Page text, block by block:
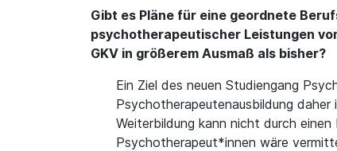
Gibt es Pläne für eine geordnete
psychotherapeutischer Leistungen
GKV in größerem Ausmaß als bisher?
Ein Ziel des neuen Studiengang
Psychotherapeutenausbildung
Weiterbildung kann nicht durch
Psychotherapeut*innen wäre